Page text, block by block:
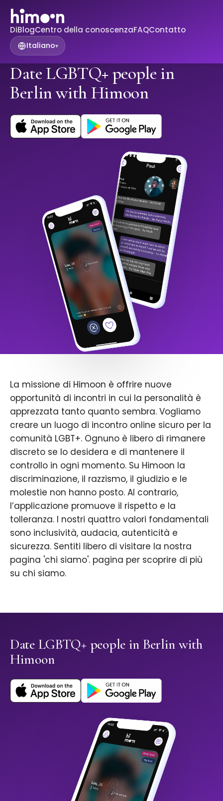
DiBlogCentro della conoscenzaFAQContatto
Italiano▾
Date LGBTQ+ people in
Berlin with Himoon
La missione di Himoon è offrire nuove
opportunità di incontri in cui la personalità è
apprezzata tanto quanto sembra. Vogliamo
creare un luogo di incontro online sicuro per la
comunità LGBT+. Ognuno è libero di rimanere
discreto se lo desidera e di mantenere il
controllo in ogni momento. Su Himoon la
discriminazione, il razzismo, il giudizio e le
molestie non hanno posto. Al contrario,
l’applicazione promuove il rispetto e la
tolleranza. I nostri quattro valori fondamentali
sono inclusività, audacia, autenticità e
sicurezza. Sentiti libero di visitare la nostra
pagina 'chi siamo'. pagina per scoprire di più
su chi siamo.
Date LGBTQ+ people in Berlin with
Himoon